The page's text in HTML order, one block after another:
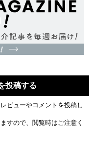
投稿する
ビューやコメントを投稿し
すので、閲覧時はご注意く